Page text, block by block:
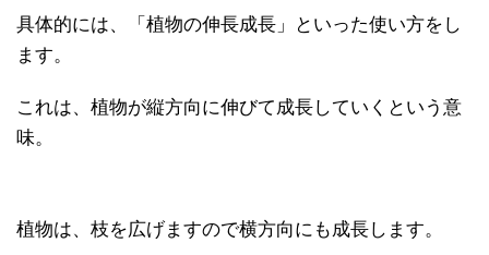
具体的には、「植物の伸長成長」といった使い方をし
ます。
これは、植物が縦方向に伸びて成長していくという意
味。
植物は、枝を広げますので横方向にも成長します。